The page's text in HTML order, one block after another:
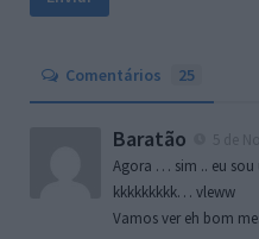
Comentários 25
Baratão
Agora … sim .. eu sou
kkkkkkkkk… vleww
Vamos ver eh bom